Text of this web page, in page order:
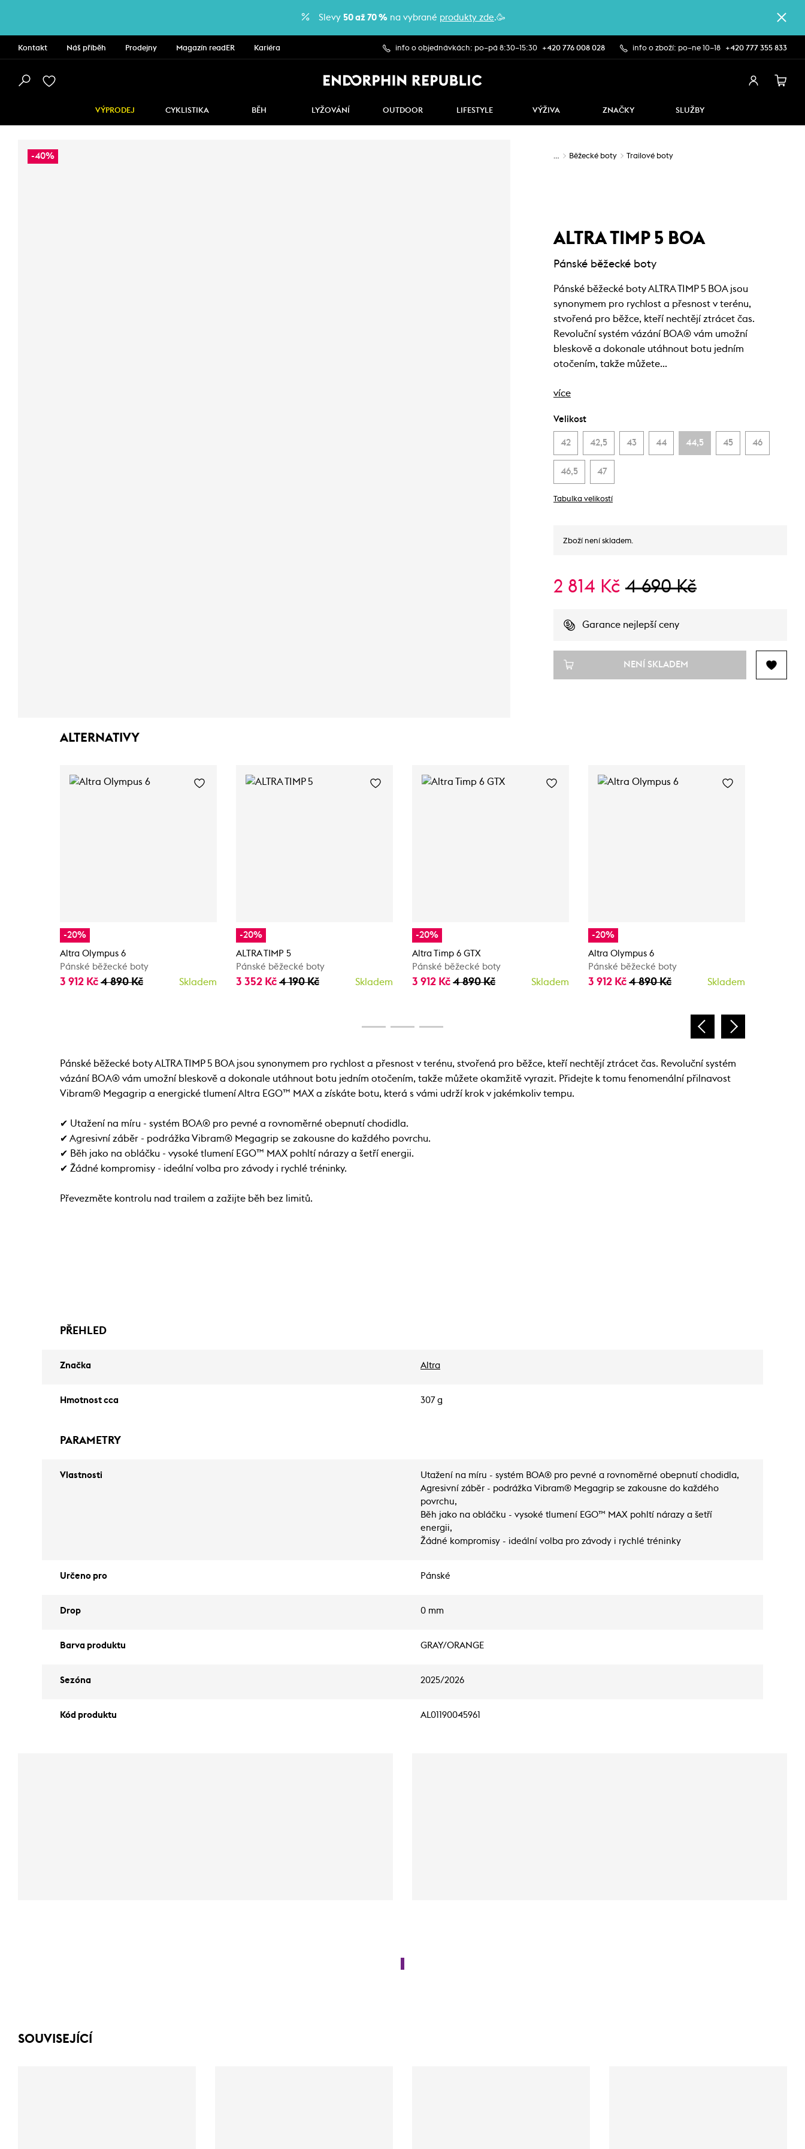
Slevy 50 až 70 % na vybrané produkty zde.🥳
Kontakt Náš příběh Prodejny Magazín readER Kariéra info o objednávkách: po–pá 8:30–15:30 +420 776 008 028 info o zboží: po–ne 10–18 +420 777 355 833
VÝPRODEJ CYKLISTIKA BĚH LYŽOVÁNÍ OUTDOOR LIFESTYLE VÝŽIVA ZNAČKY SLUŽBY
-40% … Běžecké boty Trailové boty
ALTRA TIMP 5 BOA
Pánské běžecké boty
Pánské běžecké boty ALTRA TIMP 5 BOA jsou
synonymem pro rychlost a přesnost v terénu,
stvořená pro běžce, kteří nechtějí ztrácet čas.
Revoluční systém vázání BOA® vám umožní
bleskově a dokonale utáhnout botu jedním
otočením, takže můžete…
více
Velikost
42 42,5 43 44 44,5 45 46
46,5 47
Tabulka velikostí
Zboží není skladem.
2 814 Kč 4 690 Kč
Garance nejlepší ceny
NENÍ SKLADEM
ALTERNATIVY
-20%
Altra Olympus 6
Pánské běžecké boty
3 912 Kč 4 890 Kč Skladem
-20%
ALTRA TIMP 5
Pánské běžecké boty
3 352 Kč 4 190 Kč Skladem
-20%
Altra Timp 6 GTX
Pánské běžecké boty
3 912 Kč 4 890 Kč Skladem
-20%
Altra Olympus 6
Pánské běžecké boty
3 912 Kč 4 890 Kč Skladem
Pánské běžecké boty ALTRA TIMP 5 BOA jsou synonymem pro rychlost a přesnost v terénu, stvořená pro běžce, kteří nechtějí ztrácet čas. Revoluční systém
vázání BOA® vám umožní bleskově a dokonale utáhnout botu jedním otočením, takže můžete okamžitě vyrazit. Přidejte k tomu fenomenální přilnavost
Vibram® Megagrip a energické tlumení Altra EGO™ MAX a získáte botu, která s vámi udrží krok v jakémkoliv tempu.
✔ Utažení na míru - systém BOA® pro pevné a rovnoměrné obepnutí chodidla.
✔ Agresivní záběr - podrážka Vibram® Megagrip se zakousne do každého povrchu.
✔ Běh jako na obláčku - vysoké tlumení EGO™ MAX pohltí nárazy a šetří energii.
✔ Žádné kompromisy - ideální volba pro závody i rychlé tréninky.
Převezměte kontrolu nad trailem a zažijte běh bez limitů.
PŘEHLED
Značka Altra
Hmotnost cca 307 g
PARAMETRY
Vlastnosti
Utažení na míru - systém BOA® pro pevné a rovnoměrné obepnutí chodidla,
Agresivní záběr - podrážka Vibram® Megagrip se zakousne do každého
povrchu,
Běh jako na obláčku - vysoké tlumení EGO™ MAX pohltí nárazy a šetří
energii,
Žádné kompromisy - ideální volba pro závody i rychlé tréninky
Určeno pro Pánské
Drop 0 mm
Barva produktu GRAY/ORANGE
Sezóna 2025/2026
Kód produktu AL01190045961
SOUVISEJÍCÍ